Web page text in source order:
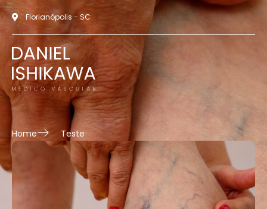
Florianópolis - SC
Home Teste